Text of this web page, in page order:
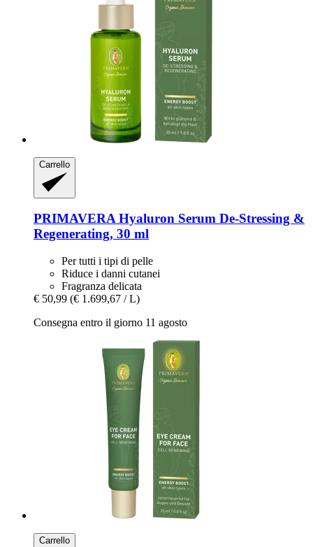
Carrello
PRIMAVERAHyaluron Serum De-​Stressing &
Regenerating, 30 ml
Per tutti i tipi di pelle
Riduce i danni cutanei
Fragranza delicata
€ 50,99 (€ 1.699,67 / L)
Consegna entro il giorno 11 agosto
Carrello